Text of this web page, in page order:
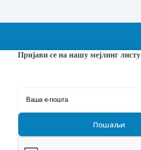
Пријави се на нашу мејлинг листу